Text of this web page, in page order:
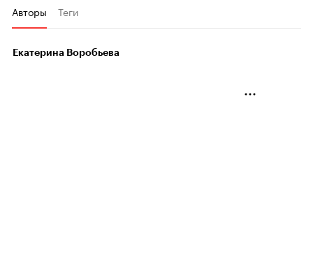
Авторы Теги
Екатерина Воробьева